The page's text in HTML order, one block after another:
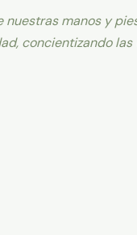
manos y
concientizando